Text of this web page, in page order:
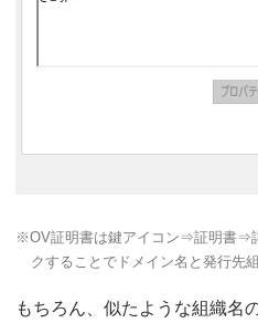
※OV証明書は鍵アイコン⇒証明書⇒
クすることでドメイン名と発行先
もちろん、似たような組織名